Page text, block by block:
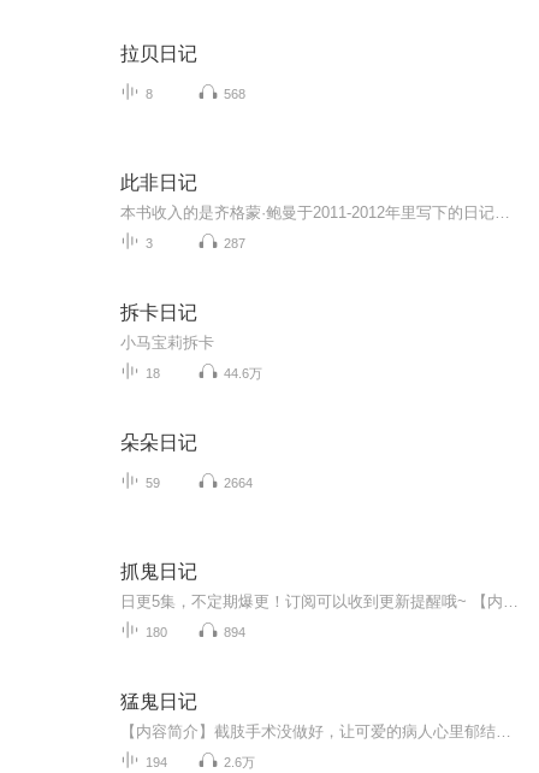
拉贝日记
8 568
此非日记
3 287
拆卡日记
小马宝莉拆卡
18 44.6万
朵朵日记
59 2664
抓鬼日记
180 894
猛鬼日记
194 2.6万